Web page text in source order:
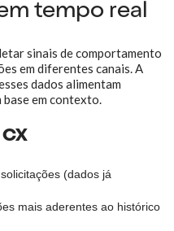
tempo real
sinais de comportamento
em diferentes canais. A
dados alimentam
base em contexto.
(dados já
mais aderentes ao histórico